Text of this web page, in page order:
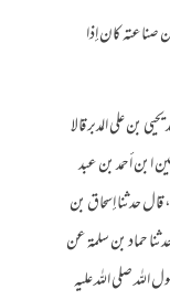
صناعته كان إذا
بن على المدبر قالا
ابن أحمد بن عبد
قال حدثنا إسحاق بن
حماد بن سلمة عن
صلى الله عليه